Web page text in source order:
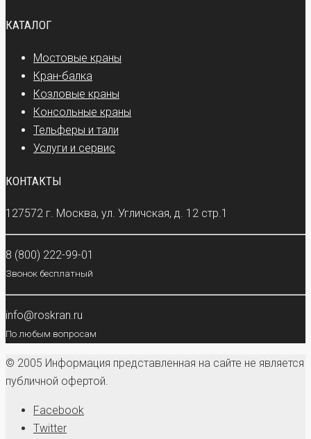
КАТАЛОГ
Мостовые краны
Кран-балка
Козловые краны
Консольные краны
Тельферы и тали
Услуги и сервис
КОНТАКТЫ
127572 г. Москва, ул. Угличская, д. 12 стр.1
8 (800) 222-99-01
Звонок бесплатный
info@roskran.ru
По любым вопросам
© 2005 Информация представленная на сайте не является
публичной офертой.
Facebook
Twitter